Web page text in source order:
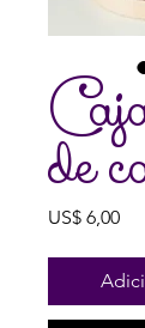
de
US$ 6,00